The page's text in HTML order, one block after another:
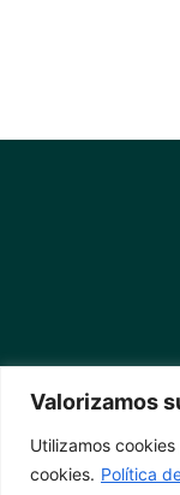
Valorizamos
Utilizamos
cookies. Política